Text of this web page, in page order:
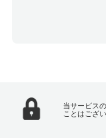
当サービス
ことはござ